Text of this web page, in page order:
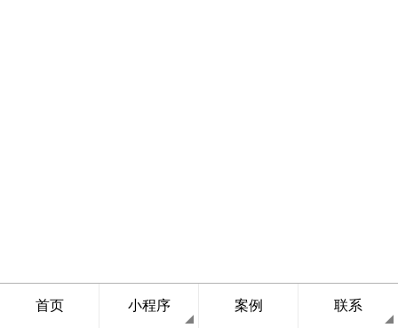
首页 小程序 案例 联系